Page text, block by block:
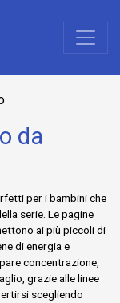
da
per i bambini che
serie. Le pagine
ai più piccoli di
di energia e
concentrazione,
grazie alle linee
scegliendo